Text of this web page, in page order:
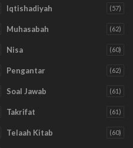
Iqtishadiyah (57)
Muhasabah (62)
Nisa (60)
Pengantar (62)
Soal Jawab (61)
Takrifat (61)
Telaah Kitab (60)